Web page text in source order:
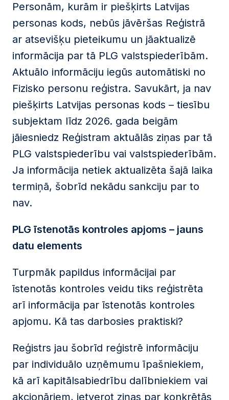
Personām, kurām ir piešķirts Latvijas
personas kods, nebūs jāvēršas Reģistrā
ar atsevišķu pieteikumu un jāaktualizē
informācija par tā PLG valstspiederībām.
Aktuālo informāciju iegūs automātiski no
Fizisko personu reģistra. Savukārt, ja nav
piešķirts Latvijas personas kods – tiesību
subjektam līdz 2026. gada beigām
jāiesniedz Reģistram aktuālās ziņas par tā
PLG valstspiederību vai valstspiederībām.
Ja informācija netiek aktualizēta šajā laika
termiņā, šobrīd nekādu sankciju par to
nav.
PLG īstenotās kontroles apjoms – jauns
datu elements
Turpmāk papildus informācijai par
īstenotās kontroles veidu tiks reģistrēta
arī informācija par īstenotās kontroles
apjomu. Kā tas darbosies praktiski?
Reģistrs jau šobrīd reģistrē informāciju
par individuālo uzņēmumu īpašniekiem,
kā arī kapitālsabiedrību dalībniekiem vai
akcionāriem, ietverot ziņas par konkrētās